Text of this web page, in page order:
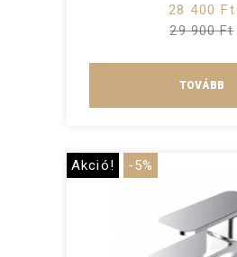
28 400 Ft
29 900 Ft
TOVÁBB
Akció! -5%